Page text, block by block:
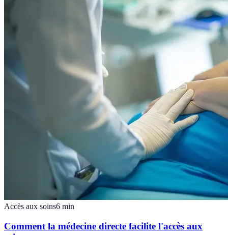
Accès aux soins6 min
Comment la médecine directe facilite l'accès aux